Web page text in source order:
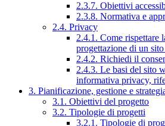
2.3.7. Obiettivi
2.3.8. Normativa e
2.4. Privacy
2.4.1. Come rispettare
progettazione di un
2.4.2. Richiedi il
2.4.3. Le basi del sito
informativa privacy,
3. Pianificazione, gestione e
3.1. Obiettivi del progetto
3.2. Tipologie di progetti
3.2.1. Tipologie di